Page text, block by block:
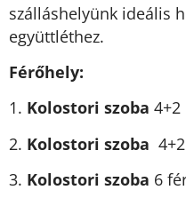
szálláshelyünk ideális
együttléthez.
Férőhely:
1. Kolostori szoba 4+2
2. Kolostori szoba 4+2
3. Kolostori szoba 6